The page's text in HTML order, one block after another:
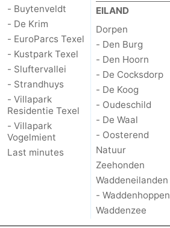
Schoorlse
Duinen
Bergen
aan
-
Bergen
Alkmaar
Egmond
aan
Zee
Noordhollands
duinreservaat
-
Wijk
-
Kennermerland
Haarlem
-
- Buytenveldt
- De Krim
- EuroParcs Texel
- Kustpark Texel
- Sluftervallei
- Strandhuys
- Villapark
Residentie Texel
- Villapark
Vogelmient
Last minutes
EILAND
Dorpen
- Den Burg
- Den Hoorn
- De Cocksdorp
- De Koog
- Oudeschild
- De Waal
- Oosterend
Natuur
Zeehonden
Waddeneilanden
- Waddenhoppen
Waddenzee